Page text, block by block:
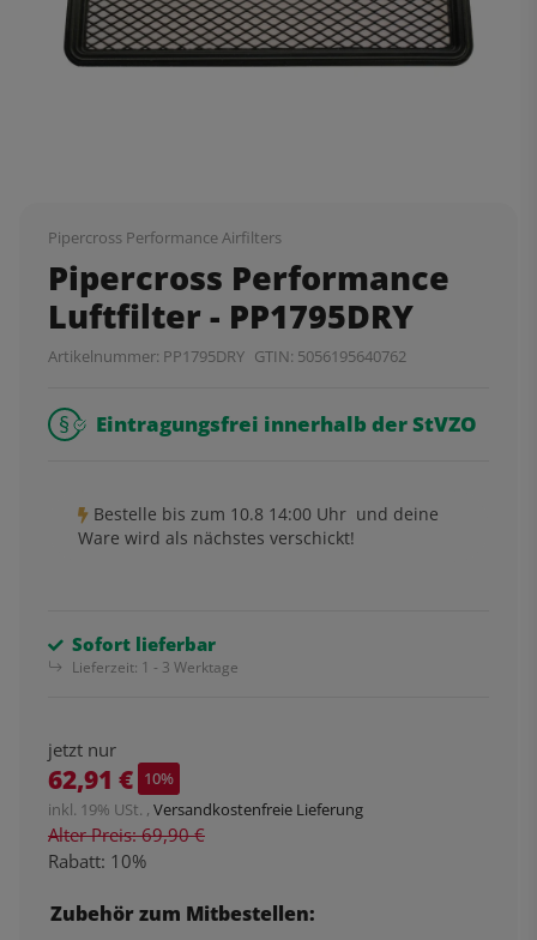
Pipercross Performance Airfilters
Pipercross Performance
Luftfilter - PP1795DRY
Artikelnummer: PP1795DRY GTIN: 5056195640762
Eintragungsfrei innerhalb der StVZO
Bestelle bis zum 10.8 14:00 Uhr und deine
Ware wird als nächstes verschickt!
Sofort lieferbar
Lieferzeit: 1 - 3 Werktage
jetzt nur
62,91 € 10%
inkl. 19% USt. , Versandkostenfreie Lieferung
Alter Preis: 69,90 €
Rabatt: 10%
Zubehör zum Mitbestellen: